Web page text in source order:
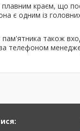
плавним краєм, що
є одним із
також
телефоном